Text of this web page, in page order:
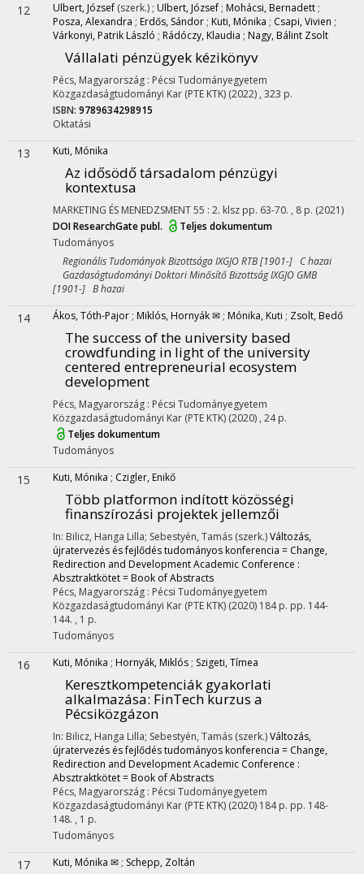
12 Ulbert, József (szerk.) ; Ulbert, József ; Mohácsi, Bernadett ;
Posza, Alexandra ; Erdős, Sándor ; Kuti, Mónika ; Csapi, Vivien ;
Várkonyi, Patrik László ; Rádóczy, Klaudia ; Nagy, Bálint Zsolt
Vállalati pénzügyek kézikönyv
Pécs, Magyarország : Pécsi Tudományegyetem
Közgazdaságtudományi Kar (PTE KTK) (2022) , 323 p.
ISBN: 9789634298915
Oktatási
13 Kuti, Mónika
Az idősödő társadalom pénzügyi
kontextusa
MARKETING ÉS MENEDZSMENT55 : 2. klsz pp. 63-70. , 8 p. (2021)
DOIResearchGate publ.
Teljes dokumentum
Tudományos
Regionális Tudományok Bizottsága IXGJO RTB [1901-] C hazai
Gazdaságtudományi Doktori Minősítő Bizottság IXGJO GMB
[1901-] B hazai
14 Ákos, Tóth-Pajor ; Miklós, Hornyák ✉ ; Mónika, Kuti ; Zsolt, Bedő
The success of the university based
crowdfunding in light of the university
centered entrepreneurial ecosystem
development
Pécs, Magyarország : Pécsi Tudományegyetem
Közgazdaságtudományi Kar (PTE KTK) (2020) , 24 p.
Teljes dokumentum
Tudományos
15 Kuti, Mónika ; Czigler, Enikő
Több platformon indított közösségi
finanszírozási projektek jellemzői
In: Bilicz, Hanga Lilla; Sebestyén, Tamás (szerk.)Változás,
újratervezés és fejlődés tudományos konferencia = Change,
Redirection and Development Academic Conference :
Absztraktkötet = Book of Abstracts
Pécs, Magyarország : Pécsi Tudományegyetem
Közgazdaságtudományi Kar (PTE KTK) (2020) 184 p. pp. 144-
144. , 1 p.
Tudományos
16 Kuti, Mónika ; Hornyák, Miklós ; Szigeti, Tímea
Keresztkompetenciák gyakorlati
alkalmazása: FinTech kurzus a
Pécsiközgázon
In: Bilicz, Hanga Lilla; Sebestyén, Tamás (szerk.)Változás,
újratervezés és fejlődés tudományos konferencia = Change,
Redirection and Development Academic Conference :
Absztraktkötet = Book of Abstracts
Pécs, Magyarország : Pécsi Tudományegyetem
Közgazdaságtudományi Kar (PTE KTK) (2020) 184 p. pp. 148-
148. , 1 p.
Tudományos
17 Kuti, Mónika ✉ ; Schepp, Zoltán